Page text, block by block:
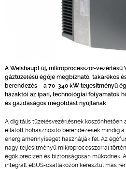
A Weishaupt új, mikroprocesszor-vezérlésű
gáztüzelésű égője megbízható, takarékos
berendezés – a 70–340 kW teljesítményű
házaktól az ipari, technológiai folyamatok
és gazdaságos megoldást nyújtanak.
A digitális tüzelésvezérlésnek köszönhetően
ellátott hőhasznosító berendezések mindig
energiamennyiséget használják fel. Az
nagy teljesítményű mikroprocesszorral
égők precízen és biztonságosan működnek.
integrált eBUS-csatlakozón keresztül más